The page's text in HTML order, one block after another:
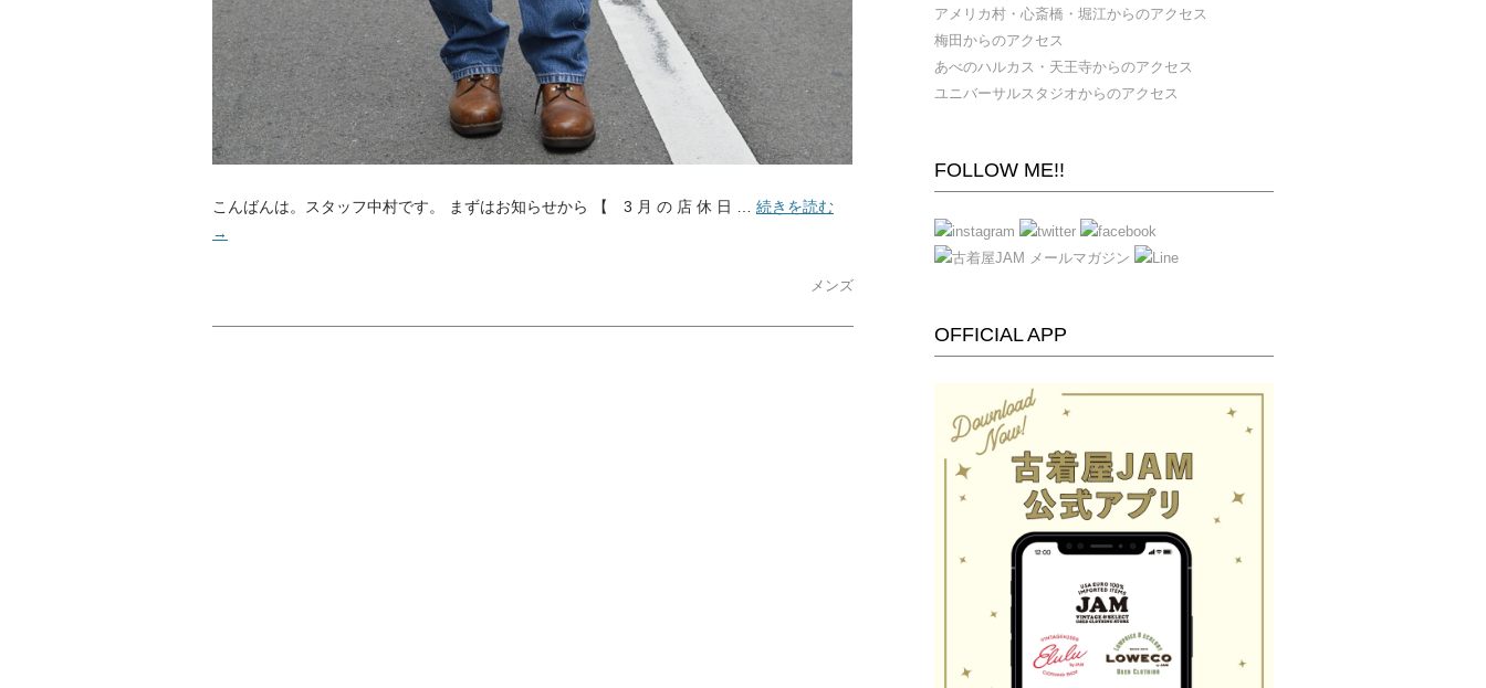
こんばんは。スタッフ中村です。 まずはお知らせから 【 3 月 の 店 休 日 … 続きを読む
→
メンズ
アメリカ村・心斎橋・堀江からのアクセス
梅田からのアクセス
あべのハルカス・天王寺からのアクセス
ユニバーサルスタジオからのアクセス
FOLLOW ME!!
OFFICIAL APP